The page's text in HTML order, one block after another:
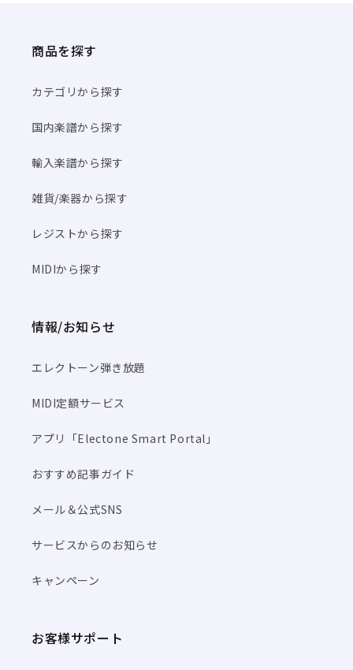
商品を探す
カテゴリから探す
国内楽譜から探す
輸入楽譜から探す
雑貨/楽器から探す
レジストから探す
MIDIから探す
情報/お知らせ
エレクトーン弾き放題
MIDI定額サービス
アプリ「Electone Smart Portal」
おすすめ記事ガイド
メール＆公式SNS
サービスからのお知らせ
キャンペーン
お客様サポート